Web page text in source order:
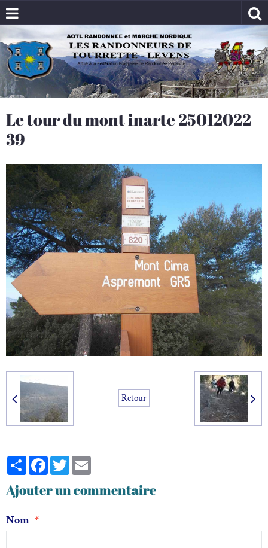
Le tour du mont inarte 25012022
39
Retour
PartagerFacebook
Twitter
Ajouter un commentaire
Nom